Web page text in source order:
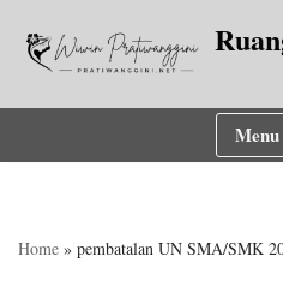
Lompat
Menu
Home » pembatalan UN SMA/SMK